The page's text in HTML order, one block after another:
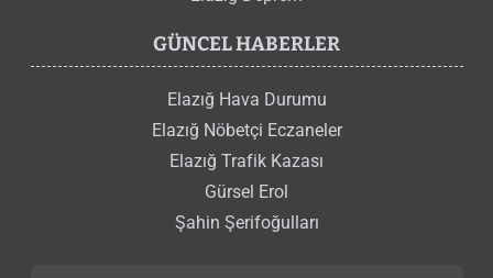
GÜNCEL HABERLER
Elazığ Hava Durumu
Elazığ Nöbetçi Eczaneler
Elazığ Trafik Kazası
Gürsel Erol
Şahin Şerifoğulları